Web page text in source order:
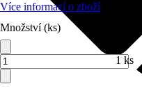
Více informací o zboží
Množství (ks)
1 ks